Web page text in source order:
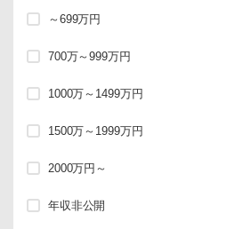
～699万円
700万～999万円
1000万～1499万円
1500万～1999万円
2000万円～
年収非公開